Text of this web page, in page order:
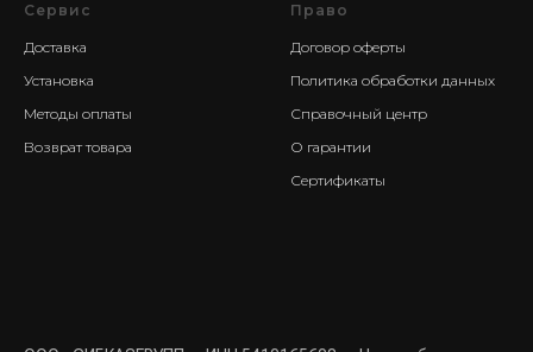
Сервис
Доставка
Установка
Методы оплаты
Возврат товара
Право
Договор оферты
Политика обработки данных
Справочный центр
О гарантии
Сертификаты